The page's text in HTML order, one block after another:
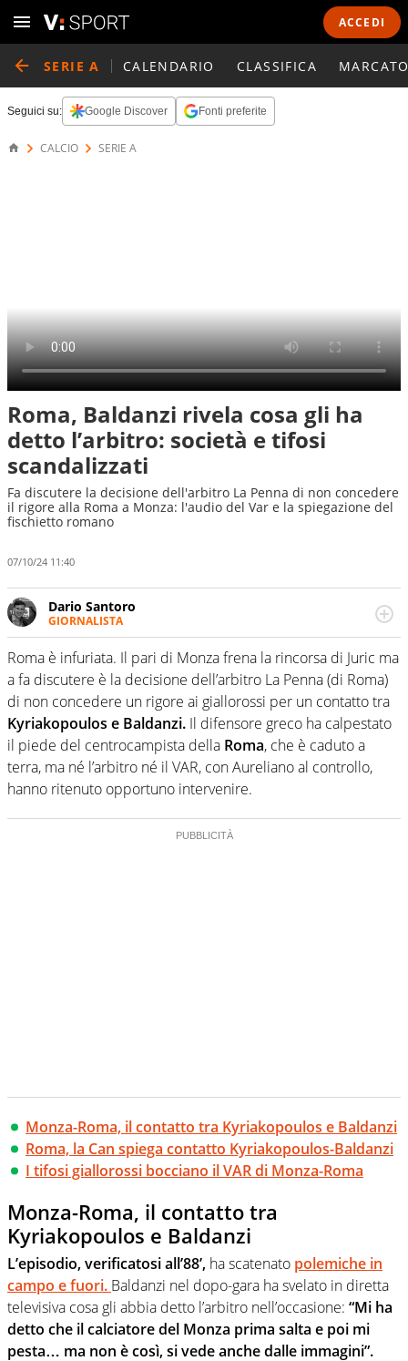
ACCEDI
SERIE A CALENDARIO CLASSIFICA
Seguici su: Google Discover Fonti preferite
CALCIO SERIE A
Roma, Baldanzi rivela cosa gli ha
detto l’arbitro: società e tifosi
scandalizzati
Fa discutere la decisione dell'arbitro La Penna di non concedere
il rigore alla Roma a Monza: l'audio del Var e la spiegazione del
fischietto romano
07/10/24 11:40
Dario Santoro
GIORNALISTA
Scrive, commenta, racconta lo sport in tutte le
sfaccettature. Tocca l'apice quando ha modo di
concentrarsi sulle interviste ai grandi protagonisti
Roma è infuriata. Il pari di Monza frena la rincorsa di Juric ma
a fa discutere è la decisione dell’arbitro La Penna (di Roma)
di non concedere un rigore ai giallorossi per un contatto tra
Kyriakopoulos e Baldanzi. Il difensore greco ha calpestato
il piede del centrocampista della Roma, che è caduto a
terra, ma né l’arbitro né il VAR, con Aureliano al controllo,
hanno ritenuto opportuno intervenire.
Monza-Roma, il contatto tra Kyriakopoulos e Baldanzi
Roma, la Can spiega contatto Kyriakopoulos-Baldanzi
I tifosi giallorossi bocciano il VAR di Monza-Roma
Monza-Roma, il contatto tra
Kyriakopoulos e Baldanzi
L’episodio, verificatosi all’88’, ha scatenato polemiche in
campo e fuori. Baldanzi nel dopo-gara ha svelato in diretta
televisiva cosa gli abbia detto l’arbitro nell’occasione: “Mi ha
detto che il calciatore del Monza prima salta e poi mi
pesta… ma non è così, si vede anche dalle immagini”.